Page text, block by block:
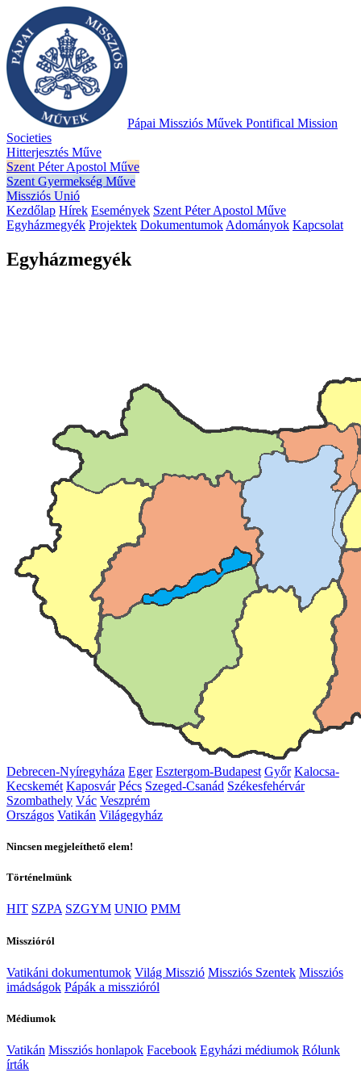
Pápai Missziós Művek Pontifical Mission
Societies
Hitterjesztés Műve
Szent Péter Apostol Műve
Szent Gyermekség Műve
Missziós Unió
Kezdőlap Hírek Események Szent Péter Apostol Műve
Egyházmegyék Projektek Dokumentumok Adományok Kapcsolat
Egyházmegyék
Debrecen-Nyíregyháza Eger Esztergom-Budapest Győr Kalocsa-
Kecskemét Kaposvár Pécs Szeged-Csanád Székesfehérvár
Szombathely Vác Veszprém
Országos Vatikán Világegyház
Nincsen megjeleíthető elem!
Történelmünk
HIT SZPA SZGYM UNIO PMM
Misszióról
Vatikáni dokumentumok Világ Misszió Missziós Szentek Missziós
imádságok Pápák a misszióról
Médiumok
Vatikán Missziós honlapok Facebook Egyházi médiumok Rólunk
írták